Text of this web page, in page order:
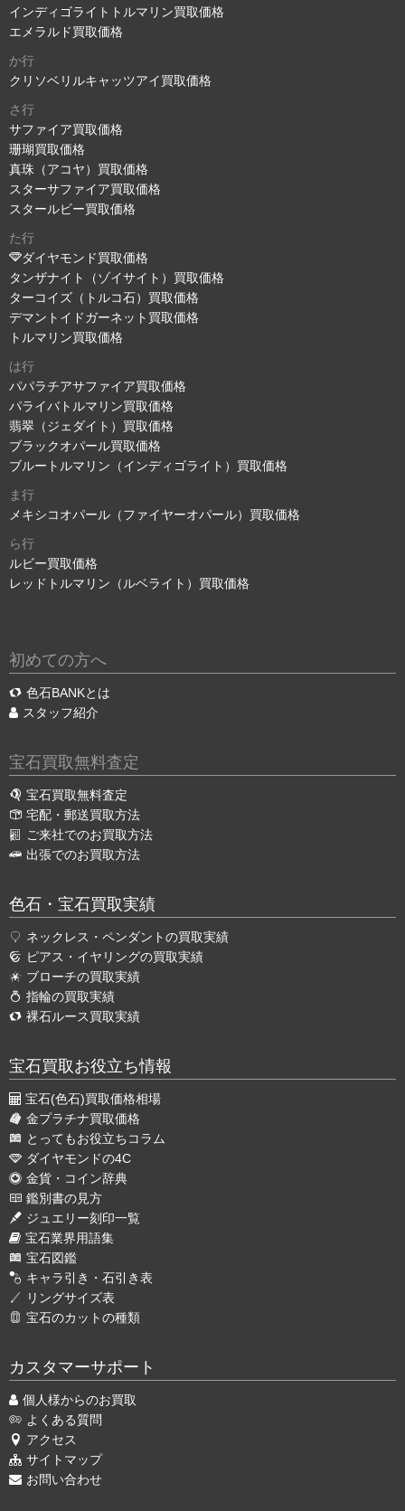
インディゴライトトルマリン買取価格
エメラルド買取価格
か行
クリソベリルキャッツアイ買取価格
さ行
サファイア買取価格
珊瑚買取価格
真珠（アコヤ）買取価格
スターサファイア買取価格
スタールビー買取価格
た行
ダイヤモンド買取価格
タンザナイト（ゾイサイト）買取価格
ターコイズ（トルコ石）買取価格
デマントイドガーネット買取価格
トルマリン買取価格
は行
パパラチアサファイア買取価格
パライバトルマリン買取価格
翡翠（ジェダイト）買取価格
ブラックオパール買取価格
ブルートルマリン（インディゴライト）買取価格
ま行
メキシコオパール（ファイヤーオパール）買取価格
ら行
ルビー買取価格
レッドトルマリン（ルベライト）買取価格
初めての方へ
色石BANKとは
スタッフ紹介
宝石買取無料査定
宝石買取無料査定
宅配・郵送買取方法
ご来社でのお買取方法
出張でのお買取方法
色石・宝石買取実績
ネックレス・ペンダントの買取実績
ピアス・イヤリングの買取実績
ブローチの買取実績
指輪の買取実績
裸石ルース買取実績
宝石買取お役立ち情報
宝石(色石)買取価格相場
金プラチナ買取価格
とってもお役立ちコラム
ダイヤモンドの4C
金貨・コイン辞典
鑑別書の見方
ジュエリー刻印一覧
宝石業界用語集
宝石図鑑
キャラ引き・石引き表
リングサイズ表
宝石のカットの種類
カスタマーサポート
個人様からのお買取
よくある質問
アクセス
サイトマップ
お問い合わせ